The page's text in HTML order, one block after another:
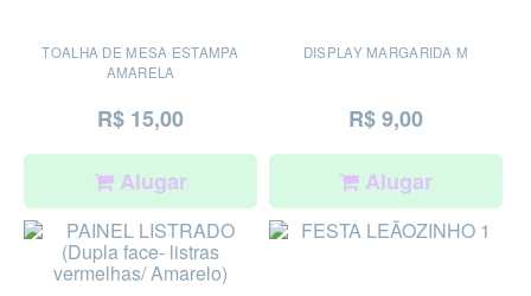
TOALHA DE MESA ESTAMPA
AMARELA
R$ 15,00
Alugar
DISPLAY MARGARIDA M
R$ 9,00
Alugar